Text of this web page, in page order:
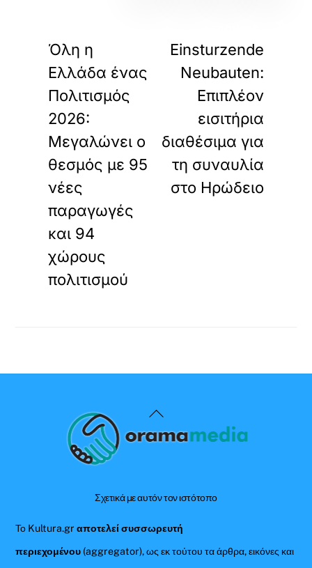
Όλη η
Ελλάδα ένας
Πολιτισμός
2026:
Μεγαλώνει ο
θεσμός με 95
νέες
παραγωγές
και 94
χώρους
πολιτισμού
Einsturzende
Neubauten:
Επιπλέον
εισιτήρια
διαθέσιμα για
τη συναυλία
στο Ηρώδειο
Back
To
Σχετικά με αυτόν τον ιστότοπο
Το Kultura.grαποτελεί συσσωρευτή
περιεχομένου (aggregator), ως εκ τούτου τα άρθρα, εικόνες και